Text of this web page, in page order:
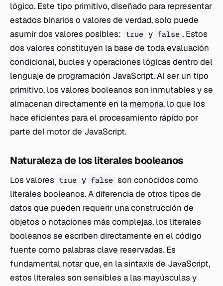
lógico. Este tipo primitivo, diseñado para representar
estados binarios o valores de verdad, solo puede
asumir dos valores posibles: true y false . Estos
dos valores constituyen la base de toda evaluación
condicional, bucles y operaciones lógicas dentro del
lenguaje de programación JavaScript. Al ser un tipo
primitivo, los valores booleanos son inmutables y se
almacenan directamente en la memoria, lo que los
hace eficientes para el procesamiento rápido por
parte del motor de JavaScript.
Naturaleza de los literales booleanos
Los valores true y false son conocidos como
literales booleanos. A diferencia de otros tipos de
datos que pueden requerir una construcción de
objetos o notaciones más complejas, los literales
booleanos se escriben directamente en el código
fuente como palabras clave reservadas. Es
fundamental notar que, en la sintaxis de JavaScript,
estos literales son sensibles a las mayúsculas y